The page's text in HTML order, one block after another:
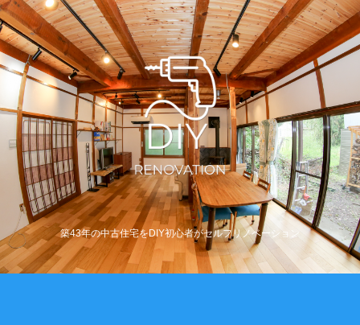
築43年の中古住宅をDIY初心者がセルフリノベーション